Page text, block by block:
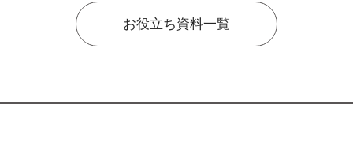
お役立ち資料一覧